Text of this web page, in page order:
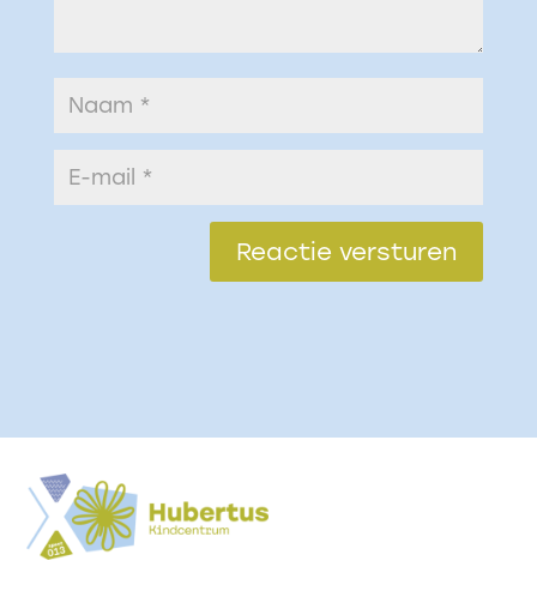
Reactie versturen